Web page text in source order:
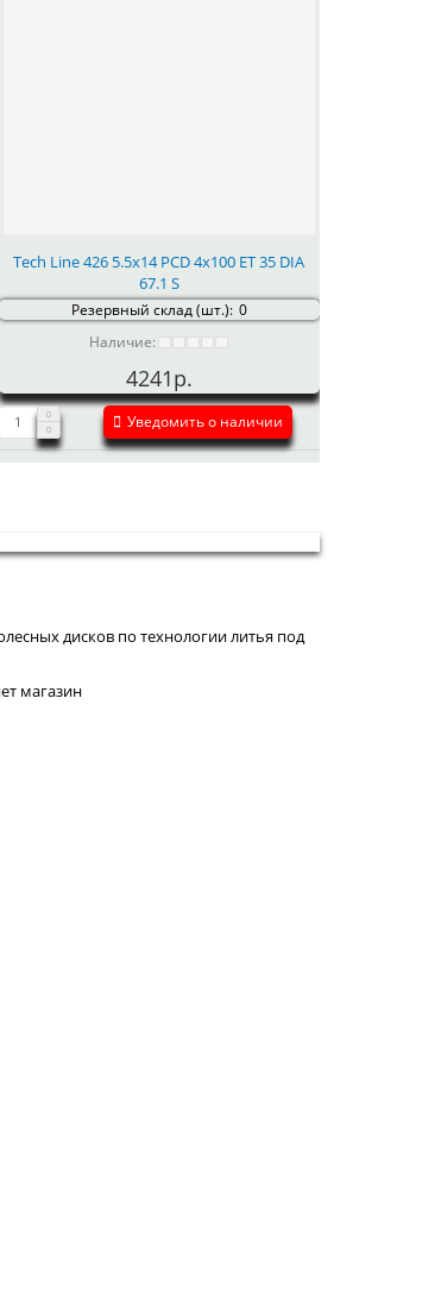
Tech Line 426 5.5x14 PCD 4x100 ET 35 DIA
67.1 S
Резервный склад (шт.): 0
Наличие:
4241р.
Уведомить о наличии
дисков по технологии литья под
магазин